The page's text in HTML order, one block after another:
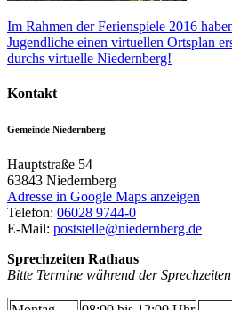
Im Rahmen der Ferienspiele 2016
Jugendliche einen virtuellen Ortsplan
durchs virtuelle Niedernberg!
Kontakt
Gemeinde Niedernberg
Hauptstraße 54
63843 Niedernberg
Adresse in Google Maps anzeigen
Telefon: 06028 9744-0
E-Mail: poststelle@niedernberg.de
Sprechzeiten Rathaus
Bitte Termine während der